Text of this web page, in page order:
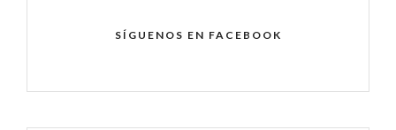
SÍGUENOS EN FACEBOOK